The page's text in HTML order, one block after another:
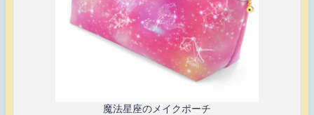
魔法星座のメイクポーチ